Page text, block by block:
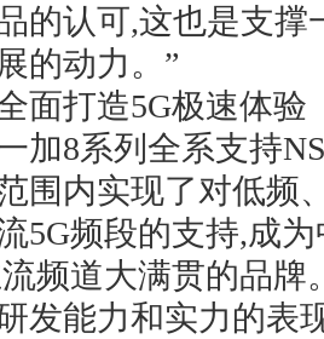
的认可,这也是支
的动力。”
打造5G极速体验
8系列全系支持
围内实现了对低频
5G频段的支持,成
频道大满贯的品牌
发能力和实力的表